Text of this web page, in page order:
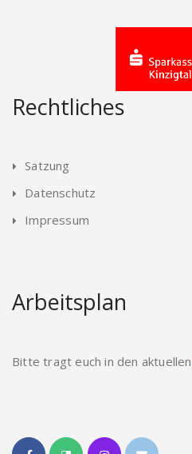
Rechtliches
Satzung
Datenschutz
Impressum
Arbeitsplan
Bitte tragt euch in den aktuellen